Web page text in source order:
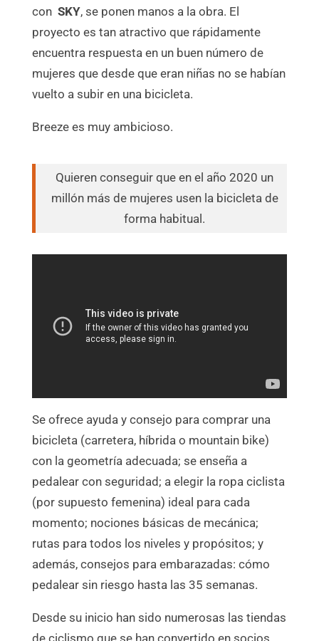
con SKY, se ponen manos a la obra. El
proyecto es tan atractivo que rápidamente
encuentra respuesta en un buen número de
mujeres que desde que eran niñas no se habían
vuelto a subir en una bicicleta.
Breeze es muy ambicioso.
Quieren conseguir que en el año 2020 un
millón más de mujeres usen la bicicleta de
forma habitual.
Se ofrece ayuda y consejo para comprar una
bicicleta (carretera, híbrida o mountain bike)
con la geometría adecuada; se enseña a
pedalear con seguridad; a elegir la ropa ciclista
(por supuesto femenina) ideal para cada
momento; nociones básicas de mecánica;
rutas para todos los niveles y propósitos; y
además, consejos para embarazadas: cómo
pedalear sin riesgo hasta las 35 semanas.
Desde su inicio han sido numerosas las tiendas